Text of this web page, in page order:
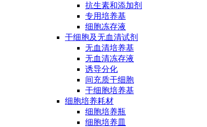
抗生素和添加剂
专用培养基
细胞冻存液
干细胞及无血清试剂
无血清培养基
无血清冻存液
诱导分化
间充质干细胞
干细胞培养基
细胞培养耗材
细胞培养瓶
细胞培养皿